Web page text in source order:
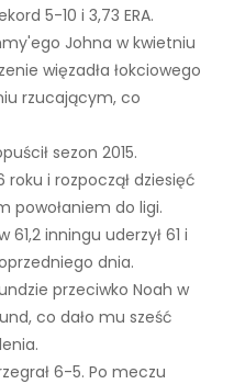
5-10 i 3,73 ERA.
Johna w kwietniu
więzadła łokciowego
rzucającym, co
sezon 2015.
roku i rozpoczął dziesięć
powołaniem do ligi.
61,2 inningu uderzył 61 i
dnia.
przeciwko Noah w
co dało mu sześć
6-5. Po meczu